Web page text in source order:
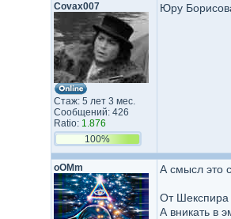
Covax007
Стаж: 5 лет 3 мес.
Сообщений: 426
Ratio: 1.876
100%
Юру
oOMm А смысл это
От Шекспира
А вникать в